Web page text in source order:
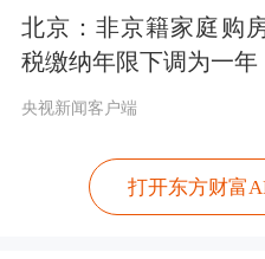
北京：非京籍家庭购
税缴纳年限下调为一年
央视新闻客户端
打开东方财富